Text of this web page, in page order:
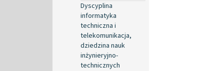
Dyscyplina
informatyka
techniczna i
telekomunikacja,
dziedzina nauk
inżynieryjno-
technicznych